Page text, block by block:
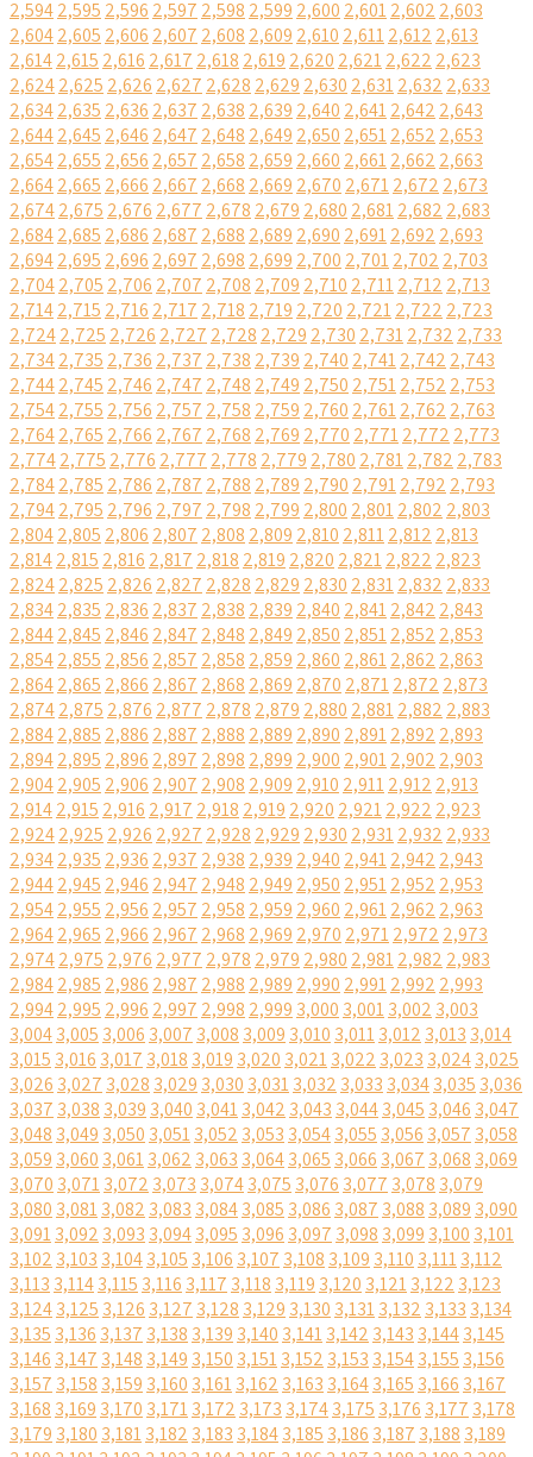
2,5942,595 2,596 2,597 2,598 2,599 2,600 2,6012,602 2,603
2,6042,605 2,606 2,607 2,608 2,609 2,610 2,6112,612 2,613
2,6142,615 2,616 2,617 2,618 2,619 2,620 2,6212,622 2,623
2,6242,625 2,626 2,627 2,628 2,629 2,630 2,6312,632 2,633
2,6342,635 2,636 2,637 2,638 2,639 2,640 2,6412,642 2,643
2,6442,645 2,646 2,647 2,648 2,649 2,650 2,6512,652 2,653
2,6542,655 2,656 2,657 2,658 2,659 2,660 2,6612,662 2,663
2,6642,665 2,666 2,667 2,668 2,669 2,670 2,6712,672 2,673
2,6742,675 2,676 2,677 2,678 2,679 2,680 2,6812,682 2,683
2,6842,685 2,686 2,687 2,688 2,689 2,690 2,6912,692 2,693
2,6942,695 2,696 2,697 2,698 2,699 2,700 2,7012,702 2,703
2,7042,705 2,706 2,707 2,708 2,709 2,710 2,7112,712 2,713
2,7142,715 2,716 2,717 2,718 2,719 2,720 2,7212,722 2,723
2,7242,725 2,726 2,727 2,728 2,729 2,730 2,7312,732 2,733
2,7342,735 2,736 2,737 2,738 2,739 2,740 2,7412,742 2,743
2,7442,745 2,746 2,747 2,748 2,749 2,750 2,7512,752 2,753
2,7542,755 2,756 2,757 2,758 2,759 2,760 2,7612,762 2,763
2,7642,765 2,766 2,767 2,768 2,769 2,770 2,7712,772 2,773
2,7742,775 2,776 2,777 2,778 2,779 2,780 2,7812,782 2,783
2,7842,785 2,786 2,787 2,788 2,789 2,790 2,7912,792 2,793
2,7942,795 2,796 2,797 2,798 2,799 2,800 2,8012,802 2,803
2,8042,805 2,806 2,807 2,808 2,809 2,810 2,8112,812 2,813
2,8142,815 2,816 2,817 2,818 2,819 2,820 2,8212,822 2,823
2,8242,825 2,826 2,827 2,828 2,829 2,830 2,8312,832 2,833
2,8342,835 2,836 2,837 2,838 2,839 2,840 2,8412,842 2,843
2,8442,845 2,846 2,847 2,848 2,849 2,850 2,8512,852 2,853
2,8542,855 2,856 2,857 2,858 2,859 2,860 2,8612,862 2,863
2,8642,865 2,866 2,867 2,868 2,869 2,870 2,8712,872 2,873
2,8742,875 2,876 2,877 2,878 2,879 2,880 2,8812,882 2,883
2,8842,885 2,886 2,887 2,888 2,889 2,890 2,8912,892 2,893
2,8942,895 2,896 2,897 2,898 2,899 2,900 2,9012,902 2,903
2,9042,905 2,906 2,907 2,908 2,909 2,910 2,9112,912 2,913
2,9142,915 2,916 2,917 2,918 2,919 2,920 2,9212,922 2,923
2,9242,925 2,926 2,927 2,928 2,929 2,930 2,9312,932 2,933
2,9342,935 2,936 2,937 2,938 2,939 2,940 2,9412,942 2,943
2,9442,945 2,946 2,947 2,948 2,949 2,950 2,9512,952 2,953
2,9542,955 2,956 2,957 2,958 2,959 2,960 2,9612,962 2,963
2,9642,965 2,966 2,967 2,968 2,969 2,970 2,9712,972 2,973
2,9742,975 2,976 2,977 2,978 2,979 2,980 2,9812,982 2,983
2,9842,985 2,986 2,987 2,988 2,989 2,990 2,9912,992 2,993
2,9942,995 2,996 2,997 2,998 2,999 3,000 3,0013,002 3,003
3,0043,005 3,006 3,007 3,008 3,009 3,010 3,0113,012 3,013 3,014
3,015 3,016 3,017 3,018 3,019 3,020 3,0213,022 3,023 3,0243,025
3,026 3,027 3,028 3,029 3,030 3,0313,032 3,033 3,0343,035 3,036
3,037 3,038 3,039 3,040 3,0413,042 3,043 3,0443,045 3,046 3,047
3,048 3,049 3,050 3,0513,052 3,053 3,0543,055 3,056 3,057 3,058
3,059 3,060 3,0613,062 3,063 3,0643,065 3,066 3,067 3,068 3,069
3,070 3,0713,072 3,073 3,0743,075 3,076 3,077 3,078 3,079
3,080 3,0813,082 3,083 3,0843,085 3,086 3,087 3,088 3,089 3,090
3,0913,092 3,093 3,0943,095 3,096 3,097 3,098 3,099 3,100 3,101
3,102 3,103 3,1043,105 3,106 3,107 3,108 3,109 3,110 3,1113,112
3,113 3,1143,115 3,116 3,117 3,118 3,119 3,120 3,1213,122 3,123
3,1243,125 3,126 3,127 3,128 3,129 3,130 3,1313,132 3,133 3,134
3,135 3,136 3,137 3,138 3,139 3,140 3,1413,142 3,143 3,1443,145
3,146 3,147 3,148 3,149 3,150 3,1513,152 3,153 3,1543,155 3,156
3,157 3,158 3,159 3,160 3,1613,162 3,163 3,1643,165 3,166 3,167
3,168 3,169 3,170 3,1713,172 3,173 3,1743,175 3,176 3,177 3,178
3,179 3,180 3,1813,182 3,183 3,1843,185 3,186 3,187 3,188 3,189